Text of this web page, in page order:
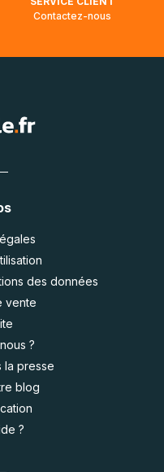
Contactez-nous
des données
vente
?
la presse
blog
?